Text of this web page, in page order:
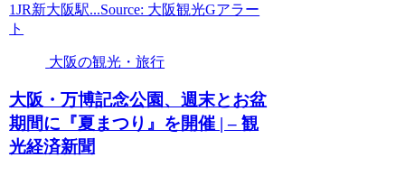
1JR新大阪駅...Source: 大阪観光Gアラー
ト
大阪の観光・旅行
大阪 ・万博記念公園、週末とお盆
期間に『夏まつり』を開催 | –観
光経済新聞